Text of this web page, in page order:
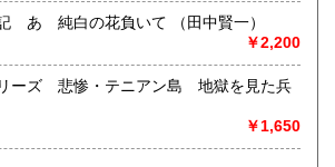
陸軍落下傘部隊戦記 あゝ純白の花負いて （田中賢一）
￥2,200
ーズ 悲惨・テニアン島 地獄を見た兵
￥1,650